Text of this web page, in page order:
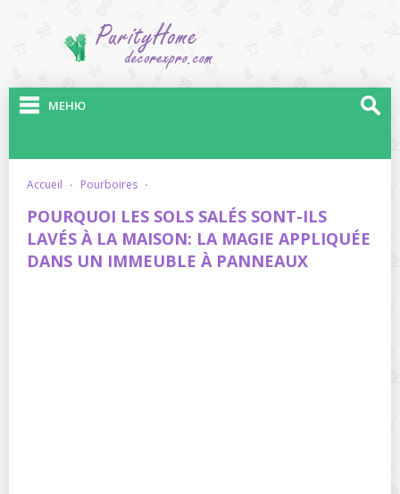
МЕНЮ
accueil · pourboires ·
POURQUOI LES SOLS SALÉS SONT-ILS
LAVÉS À LA MAISON: LA MAGIE APPLIQUÉE
DANS UN IMMEUBLE À PANNEAUX